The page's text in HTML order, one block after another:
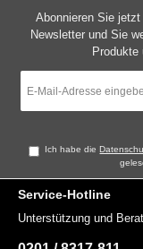
Abonnieren Sie
Newsletter und Sie
Produkte
Mail-
Ich habe die
Service-Hotline
Unterstützung und